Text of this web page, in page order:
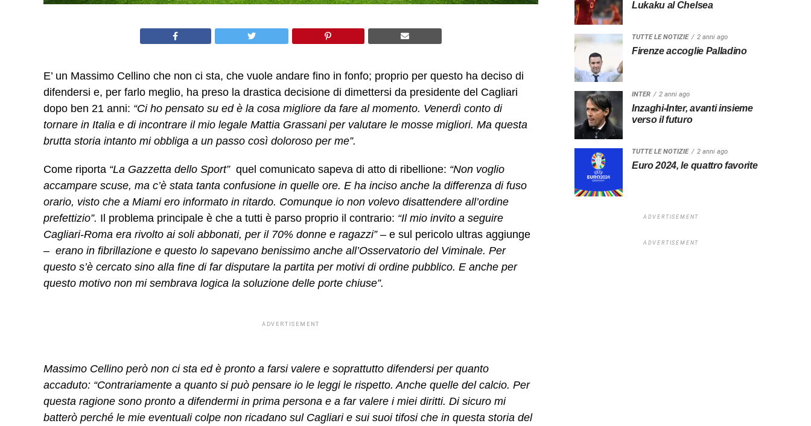
E’ un Massimo Cellino che non ci sta, che vuole andare fino in fonfo; proprio per questo ha deciso di
difendersi e, per farlo meglio, ha preso la drastica decisione di dimettersi da presidente del Cagliari
dopo ben 21 anni: “Ci ho pensato su ed è la cosa migliore da fare al momento. Venerdì conto di
tornare in Italia e di incontrare il mio legale Mattia Grassani per valutare le mosse migliori. Ma questa
brutta storia intanto mi obbliga a un passo così doloroso per me”.
Come riporta “La Gazzetta dello Sport”quel comunicato sapeva di atto di ribellione: “Non voglio
accampare scuse, ma c’è stata tanta confusione in quelle ore. E ha inciso anche la differenza di fuso
orario, visto che a Miami ero informato in ritardo. Comunque io non volevo disattendere all’ordine
prefettizio”. Il problema principale è che a tutti è parso proprio il contrario: “Il mio invito a seguire
Cagliari-Roma era rivolto ai soli abbonati, per il 70% donne e ragazzi” – e sul pericolo ultras aggiunge
– erano in fibrillazione e questo lo sapevano benissimo anche all’Osservatorio del Viminale. Per
questo s’è cercato sino alla fine di far disputare la partita per motivi di ordine pubblico. E anche per
questo motivo non mi sembrava logica la soluzione delle porte chiuse”.
ADVERTISEMENT
Massimo Cellino però non ci sta ed è pronto a farsi valere e soprattutto difendersi per quanto
accaduto: “Contrariamente a quanto si può pensare io le leggi le rispetto. Anche quelle del calcio. Per
questa ragione sono pronto a difendermi in prima persona e a far valere i miei diritti. Di sicuro mi
batterò perché le mie eventuali colpe non ricadano sul Cagliari e sui suoi tifosi che in questa storia del
Lukaku al Chelsea
TUTTE LE NOTIZIE 2 anni ago
Firenze accoglie Palladino
INTER 2 anni ago
Inzaghi-Inter, avanti insieme
verso il futuro
TUTTE LE NOTIZIE 2 anni ago
Euro 2024, le quattro favorite
ADVERTISEMENT
ADVERTISEMENT